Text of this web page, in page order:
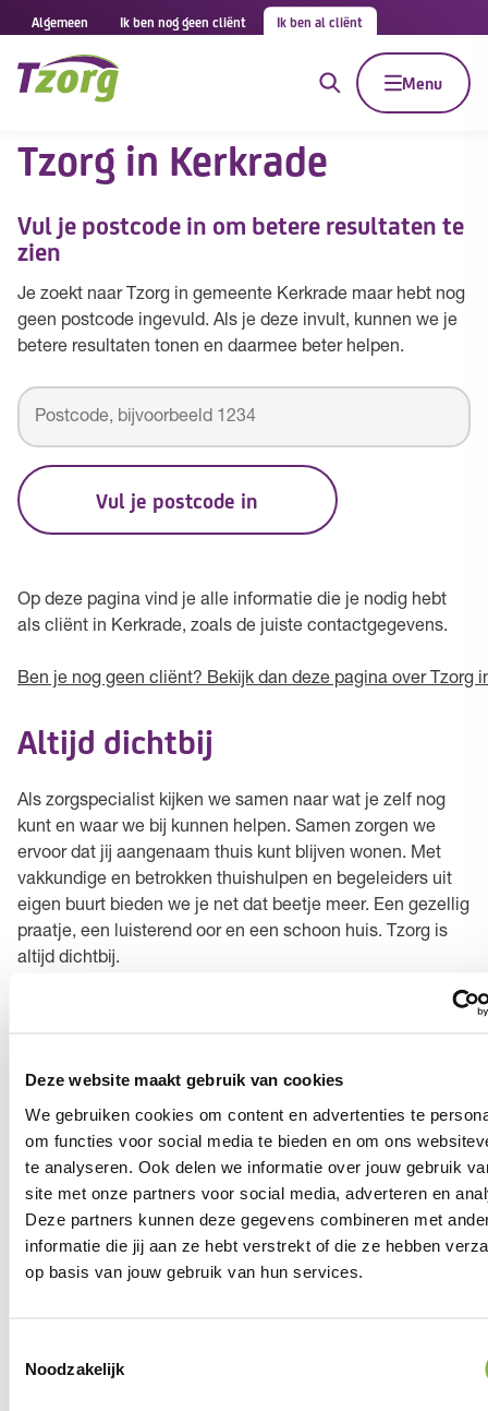
Deze website maakt gebruik van cookies
We gebruiken cookies om content en advertenties te
om functies voor social media te bieden en om ons
te analyseren. Ook delen we informatie over jouw gebruik
site met onze partners voor social media, adverteren en
Deze partners kunnen deze gegevens combineren met
informatie die jij aan ze hebt verstrekt of die ze hebben
op basis van jouw gebruik van hun services.
Noodzakelijk
Algemeen Ik ben nog geen cliënt Ik ben al cliënt
Menu
Tzorg in Kerkrade
Vul je postcode in om betere resultaten te
zien
Je zoekt naar Tzorg in gemeente Kerkrade maar hebt nog
geen postcode ingevuld. Als je deze invult, kunnen we je
betere resultaten tonen en daarmee beter helpen.
Vul je postcode in
Op deze pagina vind je alle informatie die je nodig hebt
als cliënt in Kerkrade, zoals de juiste contactgegevens.
Ben je nog geen cliënt? Bekijk dan deze pagina over Tzorg
Altijd dichtbij
Als zorgspecialist kijken we samen naar wat je zelf nog
kunt en waar we bij kunnen helpen. Samen zorgen we
ervoor dat jij aangenaam thuis kunt blijven wonen. Met
vakkundige en betrokken thuishulpen en begeleiders uit
eigen buurt bieden we je net dat beetje meer. Een gezellig
praatje, een luisterend oor en een schoon huis. Tzorg is
altijd dichtbij.
Je eigen huis is jouw fijne plekje waar je, als het even kan,
zo aangenaam mogelijk wilt blijven wonen. Soms lukt het
misschien niet meer om alle taken van het huishouden
zelf te doen. Dan is het belangrijk dat je de juiste hulp
krijgt. Tzorg helpt je graag met hulp bij het huishouden.
Hiervoor bel je naar
het planbureau
Hiervoor mail je
naar de